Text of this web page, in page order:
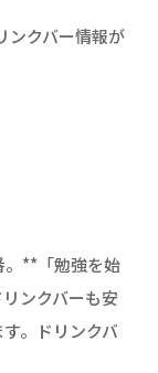
ンクバー情報が
。**「勉強を始
ンクバーも安
。ドリンクバ